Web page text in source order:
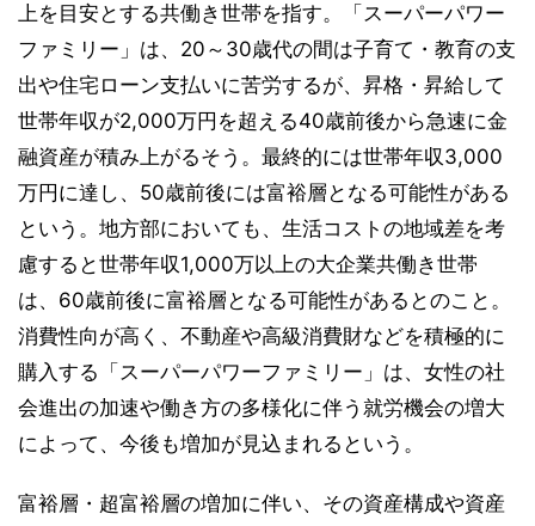
上を目安とする共働き世帯を指す。「スーパーパワー
ファミリー」は、20～30歳代の間は子育て・教育の支
出や住宅ローン支払いに苦労するが、昇格・昇給して
世帯年収が2,000万円を超える40歳前後から急速に金
融資産が積み上がるそう。最終的には世帯年収3,000
万円に達し、50歳前後には富裕層となる可能性がある
という。地方部においても、生活コストの地域差を考
慮すると世帯年収1,000万以上の大企業共働き世帯
は、60歳前後に富裕層となる可能性があるとのこと。
消費性向が高く、不動産や高級消費財などを積極的に
購入する「スーパーパワーファミリー」は、女性の社
会進出の加速や働き方の多様化に伴う就労機会の増大
によって、今後も増加が見込まれるという。
富裕層・超富裕層の増加に伴い、その資産構成や資産